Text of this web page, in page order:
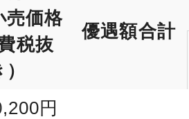
売価格
税抜
優遇額合計
円